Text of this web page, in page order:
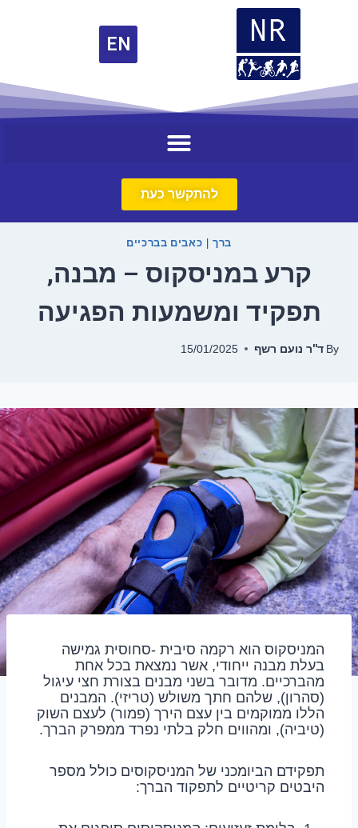
EN
להתקשר כעת
ברך| כאבים בברכיים
קרע במניסקוס – מבנה,
תפקיד ומשמעות הפגיעה
By ד''ר נועם רשף 15/01/2025
המניסקוס הוא רקמה סיבית -סחוסית גמישה
בעלת מבנה ייחודי, אשר נמצאת בכל אחת
מהברכיים. מדובר בשני מבנים בצורת חצי עיגול
(סהרון), שלהם חתך משולש (טריזי). המבנים
הללו ממוקמים בין עצם הירך (פמור) לעצם השוק
(טיביה), ומהווים חלק בלתי נפרד ממפרק הברך.
תפקידם הביומכני של המניסקוסים כולל מספר
היבטים קריטיים לתפקוד הברך: